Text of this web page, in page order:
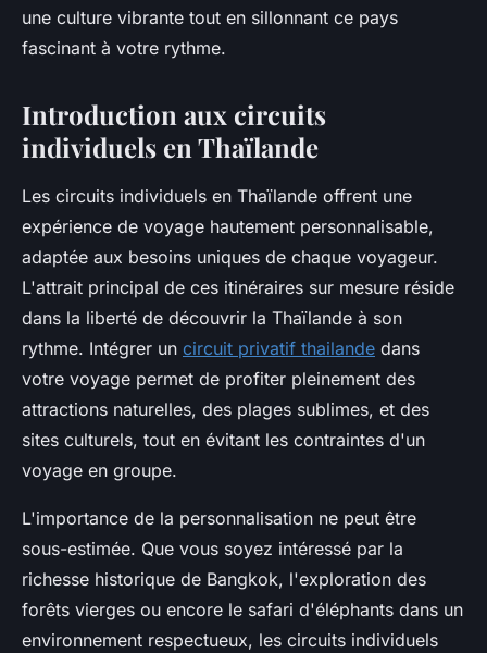
une culture vibrante tout en sillonnant ce pays
fascinant à votre rythme.
Introduction aux circuits
individuels en Thaïlande
Les circuits individuels en Thaïlande offrent une
expérience de voyage hautement personnalisable,
adaptée aux besoins uniques de chaque voyageur.
L'attrait principal de ces itinéraires sur mesure réside
dans la liberté de découvrir la Thaïlande à son
rythme. Intégrer un circuit privatif thailande dans
votre voyage permet de profiter pleinement des
attractions naturelles, des plages sublimes, et des
sites culturels, tout en évitant les contraintes d'un
voyage en groupe.
L'importance de la personnalisation ne peut être
sous-estimée. Que vous soyez intéressé par la
richesse historique de Bangkok, l'exploration des
forêts vierges ou encore le safari d'éléphants dans un
environnement respectueux, les circuits individuels